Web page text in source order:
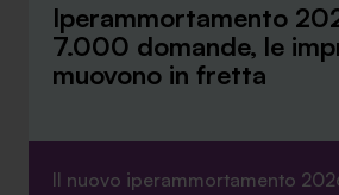
Iperammortamento
7.000 domande, le
muovono in fretta
Il nuovo iperammortamento